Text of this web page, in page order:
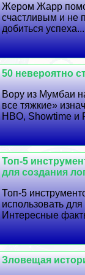
Жером Жарр
счастливым и не
добиться успеха...
50 невероятно
Вору из Мумбаи
все тяжкие»
HBO, Showtime и
Топ-5
для создания
Топ-5
использовать
Интересные
Зловещая